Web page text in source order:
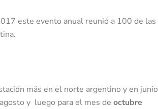
este evento anual reunió a 100 de las
más en el norte argentino y en junio
y luego para el mes de octubre